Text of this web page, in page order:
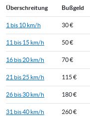
Überschreitung Bußgeld
1 bis 10 km/h 30 €
11 bis 15 km/h 50 €
16 bis 20 km/h 70 €
21 bis 25 km/h 115 €
26 bis 30 km/h 180 €
31 bis 40 km/h 260 €